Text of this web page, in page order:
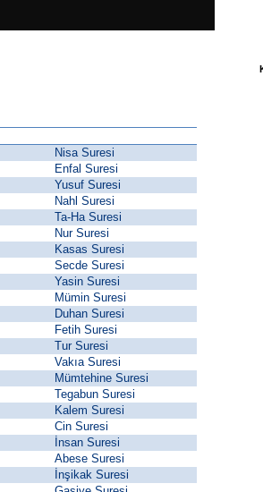
Nisa Suresi
Enfal Suresi
Yusuf Suresi
Nahl Suresi
Ta-Ha Suresi
Nur Suresi
Kasas Suresi
Secde Suresi
Yasin Suresi
Mümin Suresi
Duhan Suresi
Fetih Suresi
Tur Suresi
Vakıa Suresi
Mümtehine Suresi
Tegabun Suresi
Kalem Suresi
Cin Suresi
İnsan Suresi
Abese Suresi
İnşikak Suresi